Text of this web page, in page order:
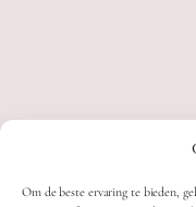
Om de beste ervaring te bieden,